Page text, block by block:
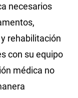
necesarios
rehabilitación
con su equipo
médica no